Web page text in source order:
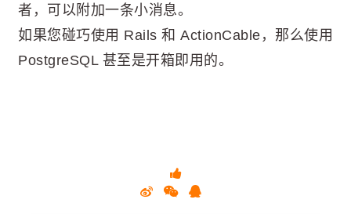
者，可以附加一条小消息。
如果您碰巧使用 Rails 和 ActionCable，那么使用
PostgreSQL 甚至是开箱即用的。